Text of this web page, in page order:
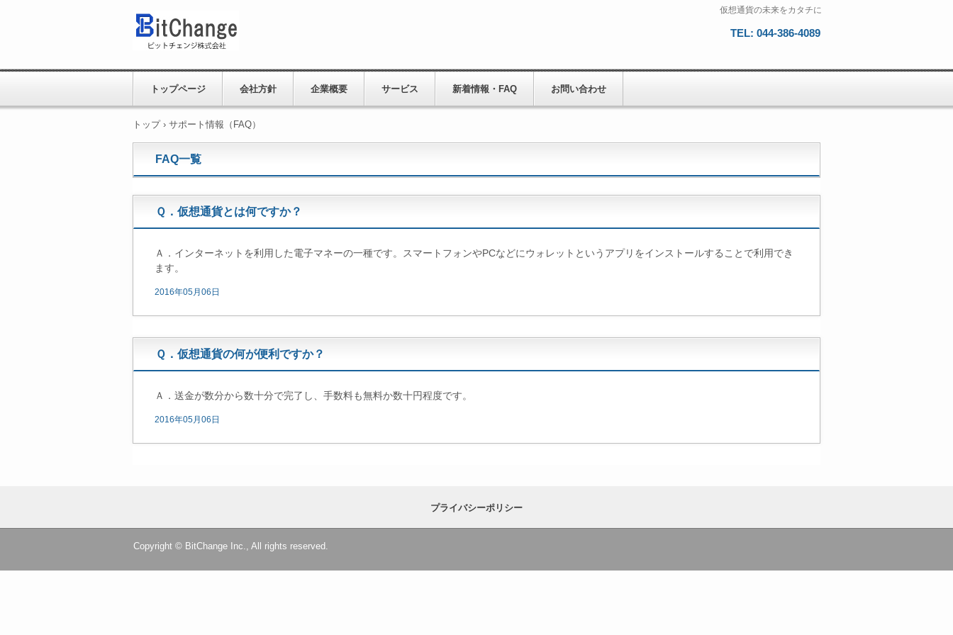
仮想通貨の未来をカタチに
TEL: 044-386-4089
トップページ 会社方針 企業概要 サービス 新着情報・FAQ お問い合わせ
トップ › サポート情報（FAQ）
FAQ一覧
Ｑ．仮想通貨とは何ですか？
Ａ．インターネットを利用した電子マネーの一種です。スマートフォンやPCなどにウォレットというアプリをインストールすることで利用でき
ます。
2016年05月06日
Ｑ．仮想通貨の何が便利ですか？
Ａ．送金が数分から数十分で完了し、手数料も無料か数十円程度です。
2016年05月06日
プライバシーポリシー
Copyright © BitChange Inc., All rights reserved.